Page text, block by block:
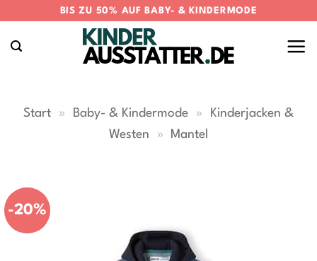
springen
BIS ZU 50% AUF BABY- & KINDERMODE
Start » Baby- & Kindermode »
Kinderjacken &
Westen
» Mantel
-20%